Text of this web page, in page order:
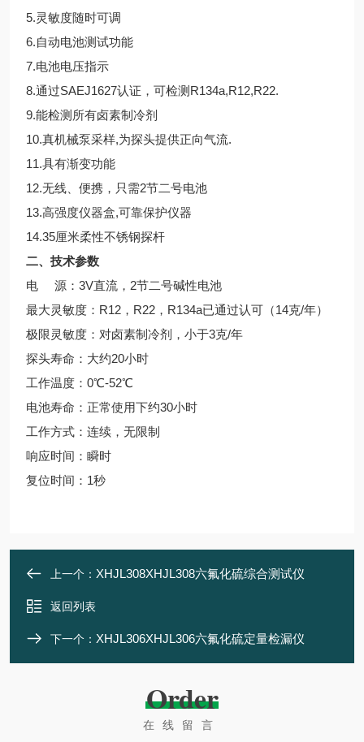
5.灵敏度随时可调
6.自动电池测试功能
7.电池电压指示
8.通过SAEJ1627认证，可检测R134a,R12,R22.
9.能检测所有卤素制冷剂
10.真机械泵采样,为探头提供正向气流.
11.具有渐变功能
12.无线、便携，只需2节二号电池
13.高强度仪器盒,可靠保护仪器
14.35厘米柔性不锈钢探杆
二、技术参数
电 源：3V直流，2节二号碱性电池
最大灵敏度：R12，R22，R134a已通过认可（14克/年）
极限灵敏度：对卤素制冷剂，小于3克/年
探头寿命：大约20小时
工作温度：0℃-52℃
电池寿命：正常使用下约30小时
工作方式：连续，无限制
响应时间：瞬时
复位时间：1秒
上一个： XHJL308XHJL308六氟化硫综合测试仪
返回列表
下一个： XHJL306XHJL306六氟化硫定量检漏仪
Order
在线留言